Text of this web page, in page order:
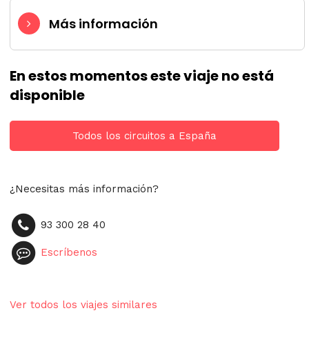
Más información
En estos momentos este viaje no está
disponible
Todos los circuitos a España
¿Necesitas más información?
93 300 28 40
Escríbenos
Ver todos los viajes similares